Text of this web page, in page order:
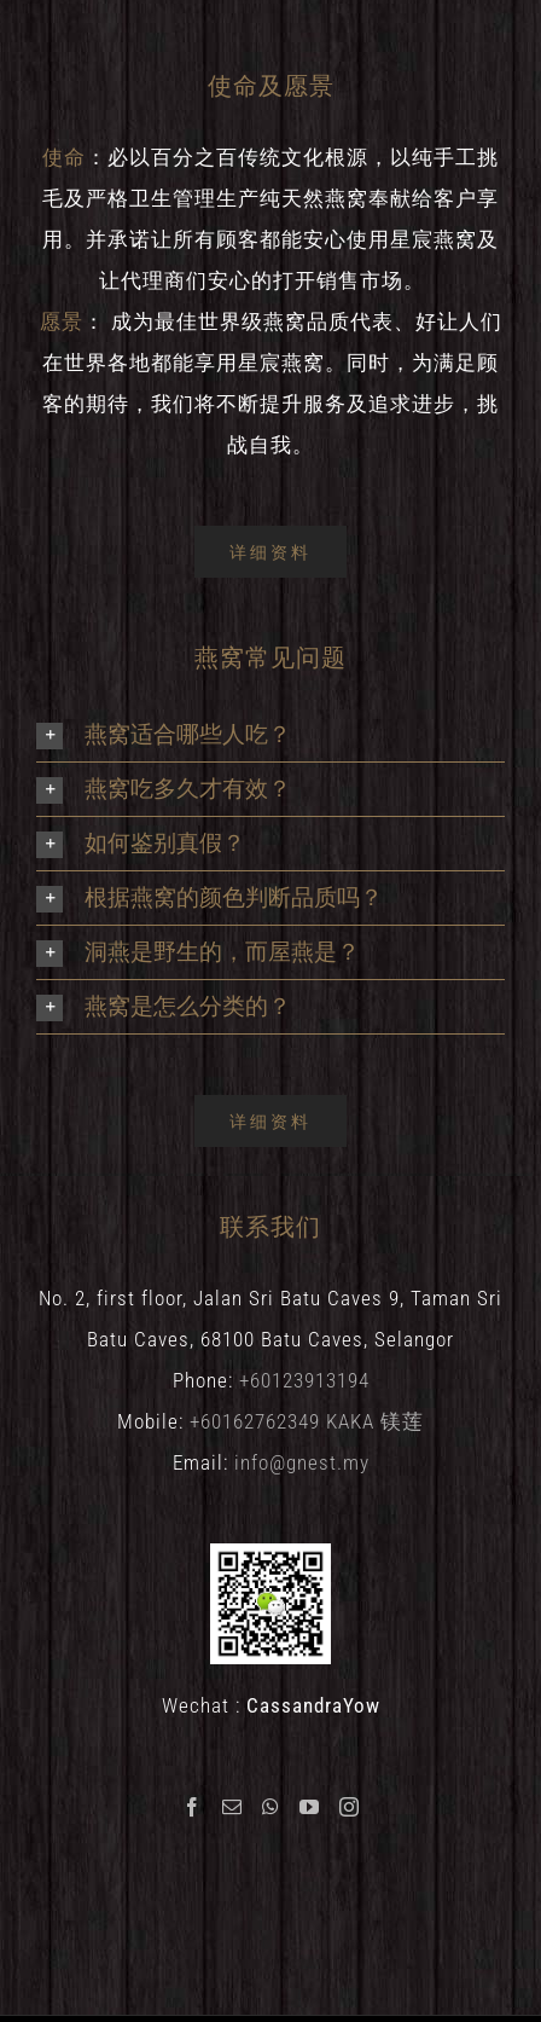
使命及愿景
使命 ： 必以百分之百传统文化根源，以纯手工挑
毛及严格卫生管理生产纯天然燕窝奉献给客户享
用。并承诺让所有顾客都能安心使用星宸燕窝及
让代理商们安心的打开销售市场。
愿景 ：
成为最佳世界级燕窝品质代表、好让人们
在世界各地都能享用星宸燕窝。同时，为满足顾
客的期待，我们将不断提升服务及追求进步，挑
战自我。
详细资料
燕窝常见问题
燕窝适合哪些人吃？
燕窝吃多久才有效？
如何鉴别真假？
根据燕窝的颜色判断品质吗？
洞燕是野生的，而屋燕是？
燕窝是怎么分类的？
详细资料
联系我们
No. 2, first floor, Jalan Sri Batu Caves 9, Taman Sri
Batu Caves, 68100 Batu Caves, Selangor
Phone: +60123913194
Mobile: +60162762349 KAKA 镁莲
Email: info@gnest.my
Wechat : CassandraYow